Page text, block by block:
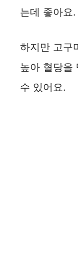
는데 좋아요.
하지만 고구
높아 혈당을
수 있어요.